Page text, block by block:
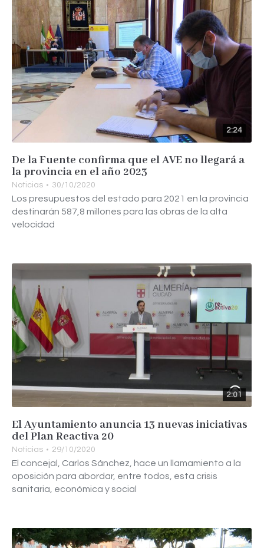
2:24
De la Fuente confirma que el AVE no llegará a
la provincia en el año 2023
Noticias 30/10/2020
Los presupuestos del estado para 2021 en la provincia
destinarán 587,8 millones para las obras de la alta
velocidad
2:01
El Ayuntamiento anuncia 13 nuevas iniciativas
del Plan Reactiva 20
Noticias 29/10/2020
El concejal, Carlos Sánchez, hace un llamamiento a la
oposición para abordar, entre todos, esta crisis
sanitaria, económica y social